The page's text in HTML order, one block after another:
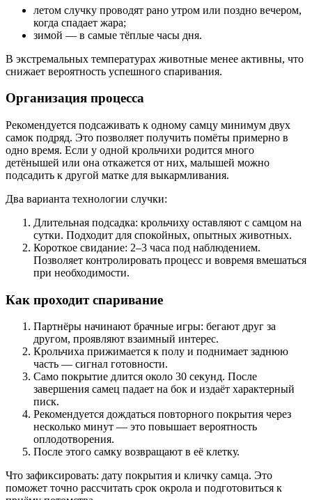
летом случку проводят рано утром или поздно вечером,
когда спадает жара;
зимой — в самые тёплые часы дня.
В экстремальных температурах животные менее активны, что
снижает вероятность успешного спаривания.
Организация процесса
Рекомендуется подсаживать к одному самцу минимум двух
самок подряд. Это позволяет получить помёты примерно в
одно время. Если у одной крольчихи родится много
детёнышей или она откажется от них, малышей можно
подсадить к другой матке для выкармливания.
Два варианта технологии случки:
Длительная подсадка: крольчиху оставляют с самцом на
сутки. Подходит для спокойных, опытных животных.
Короткое свидание: 2–3 часа под наблюдением.
Позволяет контролировать процесс и вовремя вмешаться
при необходимости.
Как проходит спаривание
Партнёры начинают брачные игры: бегают друг за
другом, проявляют взаимный интерес.
Крольчиха прижимается к полу и поднимает заднюю
часть — сигнал готовности.
Само покрытие длится около 30 секунд. После
завершения самец падает на бок и издаёт характерный
писк.
Рекомендуется дождаться повторного покрытия через
несколько минут — это повышает вероятность
оплодотворения.
После этого самку возвращают в её клетку.
Что зафиксировать: дату покрытия и кличку самца. Это
поможет точно рассчитать срок окрола и подготовиться к